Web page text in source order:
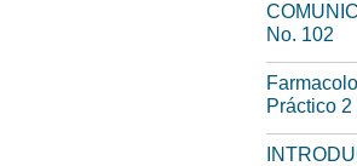
No. 102
Práctico